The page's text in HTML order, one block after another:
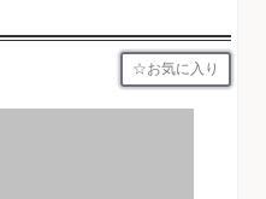
お気に入り